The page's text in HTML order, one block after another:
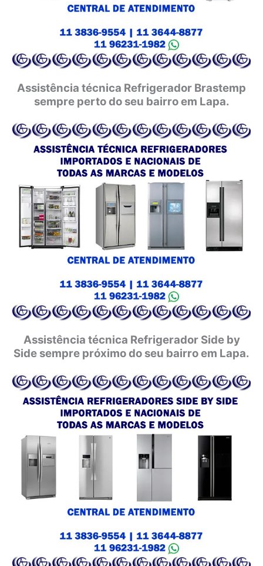
Assistência técnica Refrigerador Brastemp
sempre perto do seu bairro em Lapa.
Assistência técnica Refrigerador Side by
Side sempre próximo do seu bairro em Lapa.